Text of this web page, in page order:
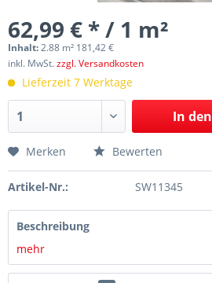
62,99 € * / 1 m²
Inhalt:2.88 m² 181,42 €
inkl. MwSt.zzgl. Versandkosten
Lieferzeit 7 Werktage
In den
Merken Bewerten
Artikel-Nr.: SW11345
Beschreibung
mehr